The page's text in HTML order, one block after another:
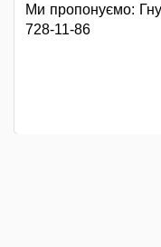
Ми пропонуємо:
728-11-86